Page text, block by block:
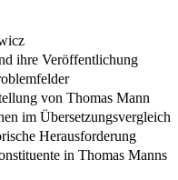
ihre Veröffentlichung
von Thomas Mann
im Übersetzungsvergleich
Herausforderung
in Thomas Manns